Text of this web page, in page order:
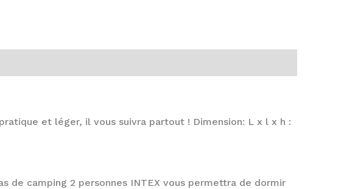
et léger, il vous suivra partout ! Dimension: L x l x h :
de camping 2 personnes INTEX vous permettra de dormir